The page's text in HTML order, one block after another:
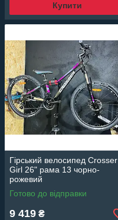
Купити
Гірський велосипед Crosser
Girl 26" рама 13 чорно-
рожевий
Готово до відправки
9 419 ₴